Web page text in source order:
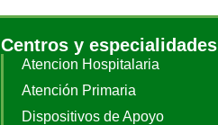
Centros y especialidades
Atencion Hospitalaria
Atención Primaria
Dispositivos de Apoyo